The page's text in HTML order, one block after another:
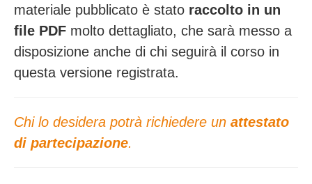
materiale pubblicato è stato raccolto in un
file PDF molto dettagliato, che sarà messo a
disposizione anche di chi seguirà il corso in
questa versione registrata.
Chi lo desidera potrà richiedere un attestato
di partecipazione.